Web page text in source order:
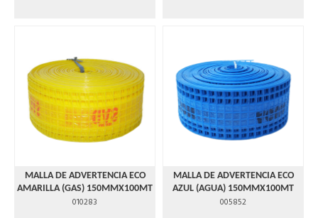
MALLA DE ADVERTENCIA ECO
AMARILLA (GAS) 150MMX100MT
010283
MALLA DE ADVERTENCIA ECO
AZUL (AGUA) 150MMX100MT
005852